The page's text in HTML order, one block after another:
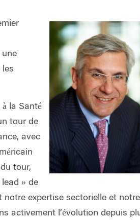
une
les
la Santé
tour de
avec
tour,
» de
expertise sectorielle et notre
activement l’évolution depuis